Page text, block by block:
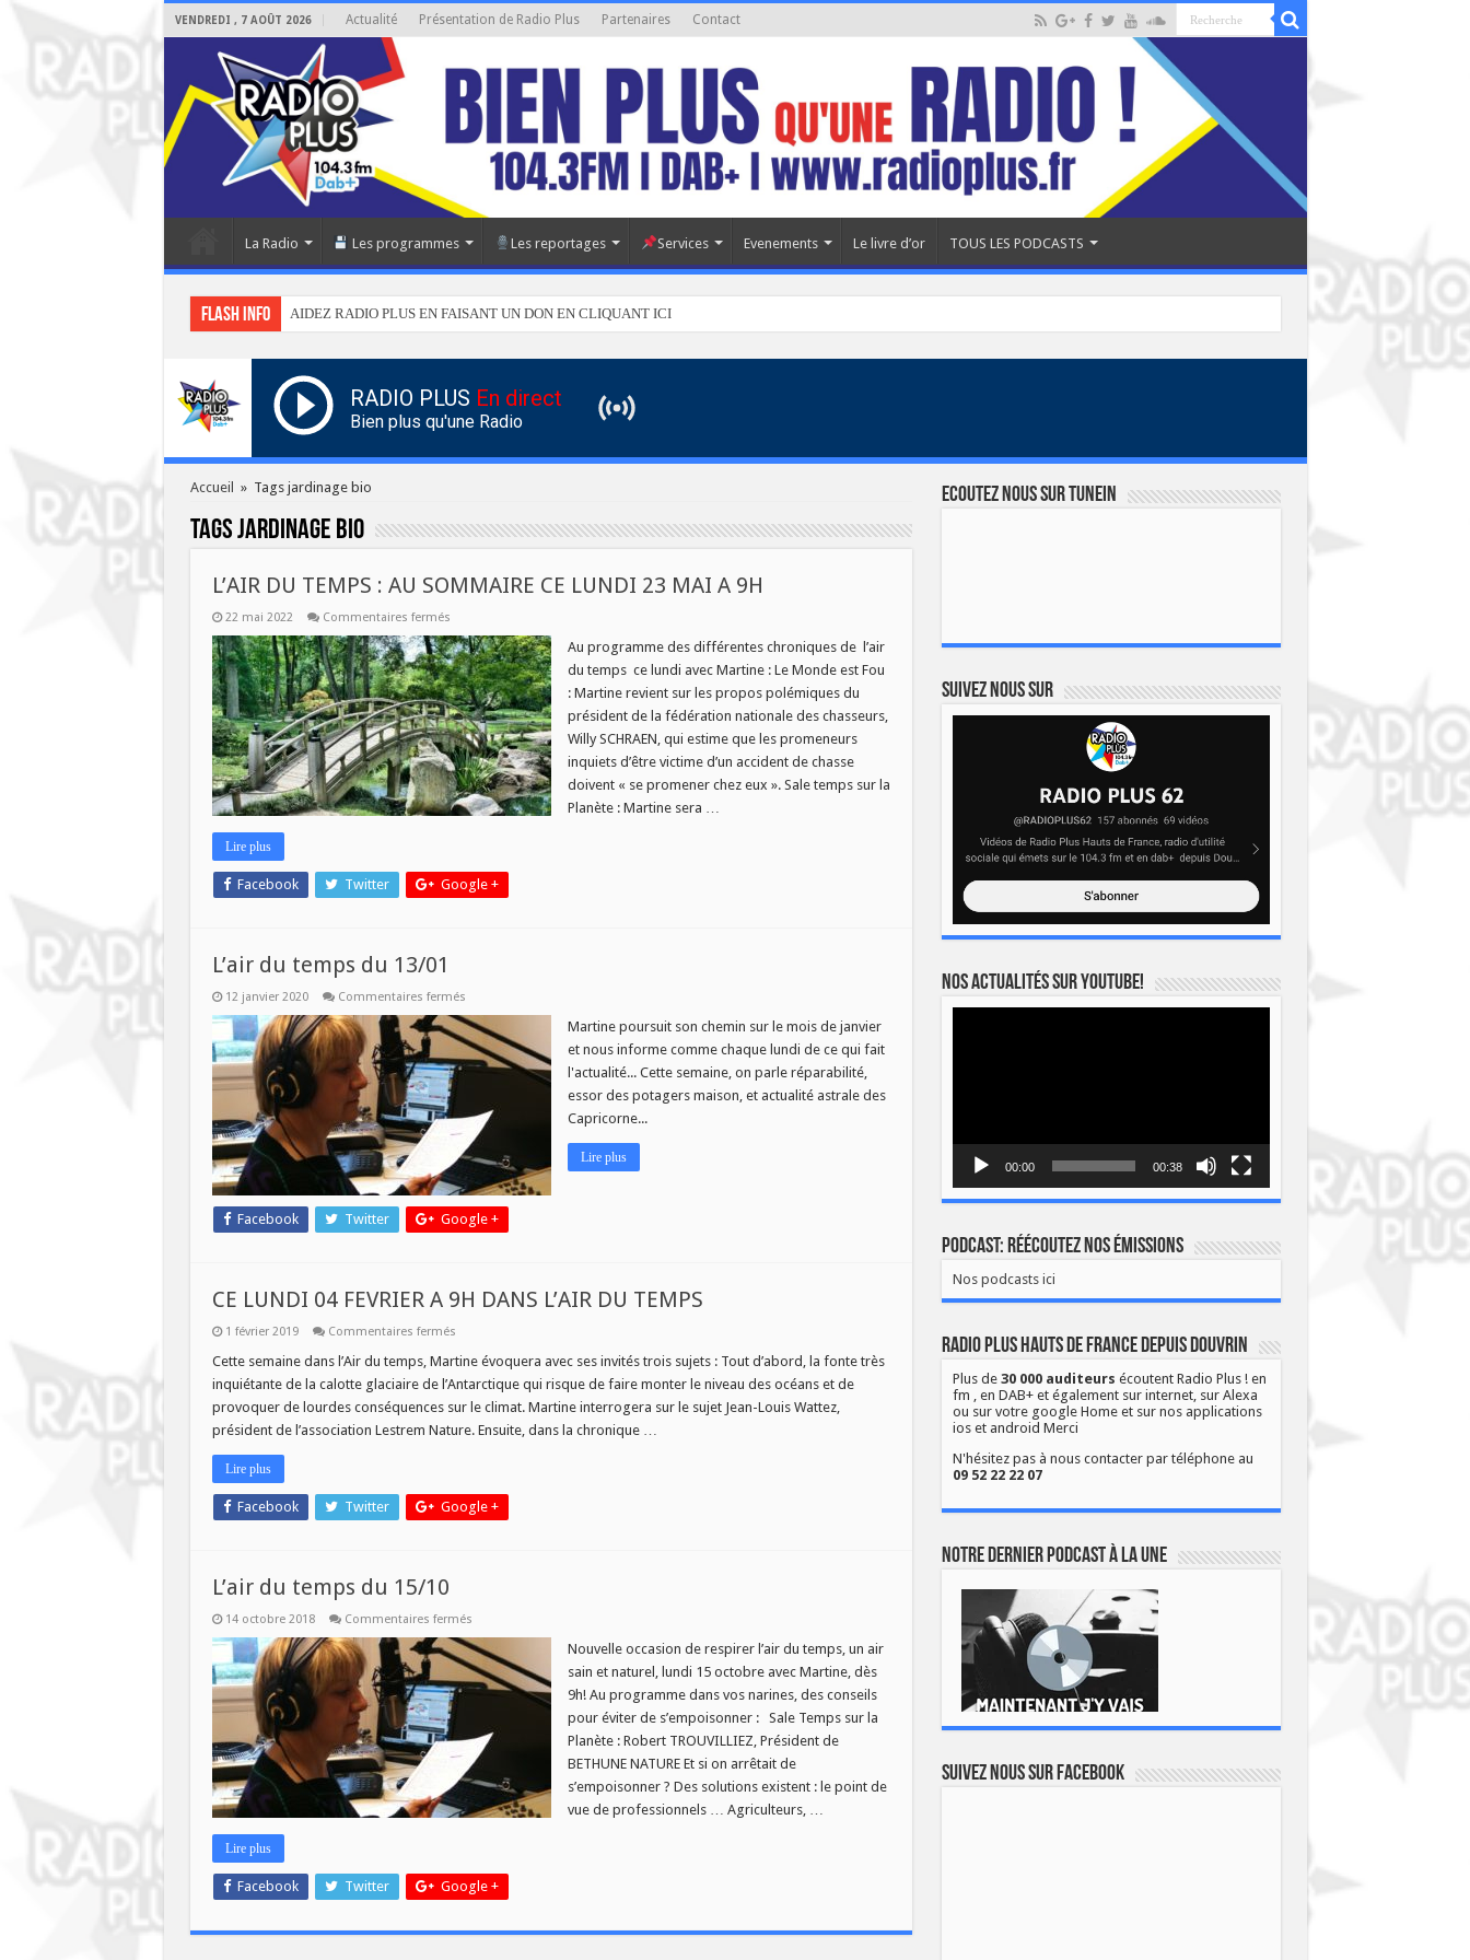
VENDREDI , 7 AOÛT 2026 Actualité Présentation de Radio Plus Partenaires Contact
La Radio Les programmes Les reportages Services Evenements Le livre d’or TOUS LES PODCASTS
Flash info AIDEZ RADIO PLUS EN FAISANT UN DON EN CLIQUANT ICI
RADIO PLUS En direct
Bien plus qu'une Radio
Accueil » Tags jardinage bio
Tagsjardinage bio
L’AIR DU TEMPS : AU SOMMAIRE CE LUNDI 23 MAI A 9H
22 mai 2022 Commentaires ferméssur
DU
TEMPS
:
AU
SOMMAIRE
CE
LUNDI
23
MAI
A
9H
Au programme des différentes chroniques de l’air
du temps ce lundi avec Martine : Le Monde est Fou
: Martine revient sur les propos polémiques du
président de la fédération nationale des chasseurs,
Willy SCHRAEN, qui estime que les promeneurs
inquiets d’être victime d’un accident de chasse
doivent « se promener chez eux ». Sale temps sur la
Planète : Martine sera …
Lire plus
Facebook Twitter Google +
L’air du temps du 13/01
12 janvier 2020 Commentaires ferméssur
du
temps
du
13/01
Martine poursuit son chemin sur le mois de janvier
et nous informe comme chaque lundi de ce qui fait
l'actualité... Cette semaine, on parle réparabilité,
essor des potagers maison, et actualité astrale des
Capricorne...
Lire plus
Facebook Twitter Google +
CE LUNDI 04 FEVRIER A 9H DANS L’AIR DU TEMPS
1 février 2019 Commentaires ferméssur
LUNDI
FEVRIER
A
9H
DANS
Cette semaine dans l’Air du temps, Martine évoquera avec ses invités trois sujets : Tout d’abord, la fonte très
inquiétante de la calotte glaciaire de l’Antarctique qui risque de faire monter le niveau des océans et de
provoquer de lourdes conséquences sur le climat. Martine interrogera sur le sujet Jean-Louis Wattez,
président de l’association Lestrem Nature. Ensuite, dans la chronique …
Lire plus
Facebook Twitter Google +
L’air du temps du 15/10
14 octobre 2018 Commentaires ferméssur
du
temps
du
15/10
Nouvelle occasion de respirer l’air du temps, un air
sain et naturel, lundi 15 octobre avec Martine, dès
9h! Au programme dans vos narines, des conseils
pour éviter de s’empoisonner : Sale Temps sur la
Planète : Robert TROUVILLIEZ, Président de
BETHUNE NATURE Et si on arrêtait de
s’empoisonner ? Des solutions existent : le point de
vue de professionnels … Agriculteurs, …
Lire plus
Facebook Twitter Google +
Ecoutez nous sur TuneIn
Suivez nous sur
Nos actualités sur YOUTUBE!
00:00 00:38
Podcast: Réécoutez nos émissions
Nos podcasts ici
Radio Plus Hauts de France depuis Douvrin
Plus de 30 000 auditeurs écoutent Radio Plus ! en
fm , en DAB+ et également sur internet, sur Alexa
ou sur votre google Home et sur nos applications
ios et android Merci
N'hésitez pas à nous contacter par téléphone au
09 52 22 22 07
Notre dernier podcast à la une
Suivez nous sur Facebook